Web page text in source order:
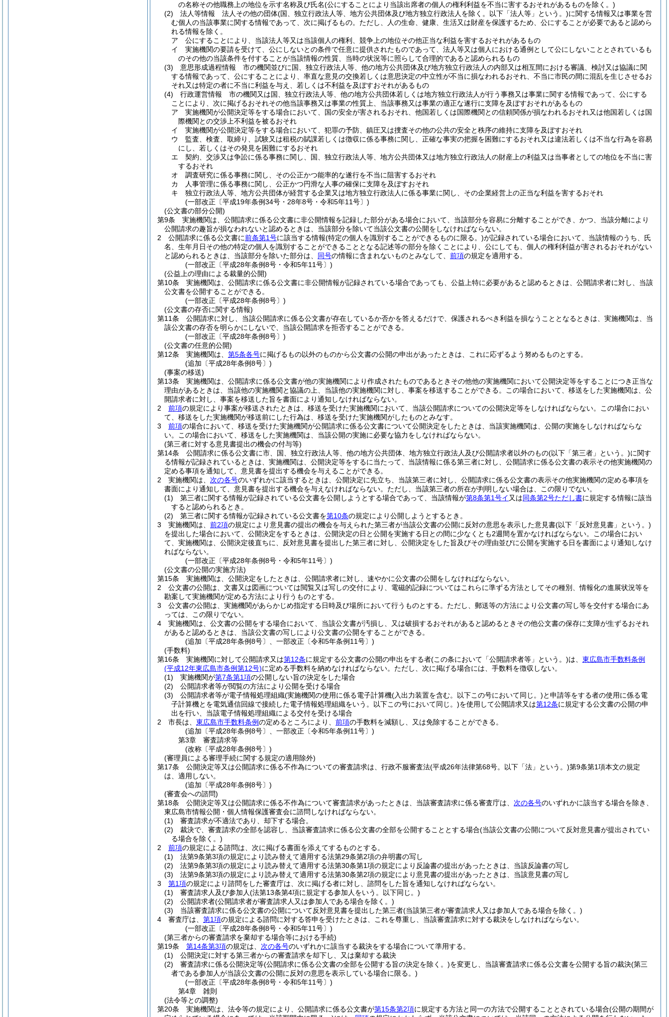
の名称その他職務上の地位を示す名称及び氏名(公にすることにより当該出席者の個人の権利利益を不当に害するおそれがあるものを除く。)
(2)
法人等情報 法人その他の団体(国、独立行政法人等、地方公共団体及び地方独立行政法人を除く。以下「法人等」という。)に関する情報又は事業を営
む個人の当該事業に関する情報であって、次に掲げるもの。 ただし、人の生命、健康、生活又は財産を保護するため、公にすることが必要であると認めら
れる情報を除く。
ア
公にすることにより、当該法人等又は当該個人の権利、競争上の地位その他正当な利益を害するおそれがあるもの
イ
実施機関の要請を受けて、公にしないとの条件で任意に提供されたものであって、法人等又は個人における通例として公にしないこととされているも
のその他の当該条件を付することが当該情報の性質、当時の状況等に照らして合理的であると認められるもの
(3)
意思形成過程情報 市の機関並びに国、独立行政法人等、他の地方公共団体及び地方独立行政法人の内部又は相互間における審議、検討又は協議に関
する情報であって、公にすることにより、率直な意見の交換若しくは意思決定の中立性が不当に損なわれるおそれ、不当に市民の間に混乱を生じさせるお
それ又は特定の者に不当に利益を与え、若しくは不利益を及ぼすおそれがあるもの
(4)
行政運営情報 市の機関又は国、独立行政法人等、他の地方公共団体若しくは地方独立行政法人が行う事務又は事業に関する情報であって、公にする
ことにより、次に掲げるおそれその他当該事務又は事業の性質上、当該事務又は事業の適正な遂行に支障を及ぼすおそれがあるもの
ア
実施機関が公開決定等をする場合において、国の安全が害されるおそれ、他国若しくは国際機関との信頼関係が損なわれるおそれ又は他国若しくは国
際機関との交渉上不利益を被るおそれ
イ
実施機関が公開決定等をする場合において、犯罪の予防、鎮圧又は捜査その他の公共の安全と秩序の維持に支障を及ぼすおそれ
ウ
監査、検査、取締り、試験又は租税の賦課若しくは徴収に係る事務に関し、正確な事実の把握を困難にするおそれ又は違法若しくは不当な行為を容易
にし、若しくはその発見を困難にするおそれ
エ
契約、交渉又は争訟に係る事務に関し、国、独立行政法人等、地方公共団体又は地方独立行政法人の財産上の利益又は当事者としての地位を不当に害
するおそれ
オ
調査研究に係る事務に関し、その公正かつ能率的な遂行を不当に阻害するおそれ
カ
人事管理に係る事務に関し、公正かつ円滑な人事の確保に支障を及ぼすおそれ
キ
独立行政法人等、地方公共団体が経営する企業又は地方独立行政法人に係る事業に関し、その企業経営上の正当な利益を害するおそれ
(一部改正〔平成19年条例34号・28年8号・令和5年11号〕)
(公文書の部分公開)
第9条
実施機関は、公開請求に係る公文書に非公開情報を記録した部分がある場合において、当該部分を容易に分離することができ、かつ、当該分離により
公開請求の趣旨が損なわれないと認めるときは、当該部分を除いて当該公文書の公開をしなければならない。
2
公開請求に係る公文書に前条第1号に該当する情報(特定の個人を識別することができるものに限る。)が記録されている場合において、当該情報のうち、氏
名、生年月日その他の特定の個人を識別することができることとなる記述等の部分を除くことにより、公にしても、個人の権利利益が害されるおそれがない
と認められるときは、当該部分を除いた部分は、 同号の情報に含まれないものとみなして、 前項の規定を適用する。
(一部改正〔平成28年条例8号・令和5年11号〕)
(公益上の理由による裁量的公開)
第10条
実施機関は、公開請求に係る公文書に非公開情報が記録されている場合であっても、公益上特に必要があると認めるときは、公開請求者に対し、当該
公文書を公開することができる。
(一部改正〔平成28年条例8号〕)
(公文書の存否に関する情報)
第11条
公開請求に対し、当該公開請求に係る公文書が存在しているか否かを答えるだけで、保護されるべき利益を損なうこととなるときは、実施機関は、当
該公文書の存否を明らかにしないで、当該公開請求を拒否することができる。
(一部改正〔平成28年条例8号〕)
(公文書の任意的公開)
第12条
実施機関は、 第5条各号に掲げるもの以外のものから公文書の公開の申出があったときは、これに応ずるよう努めるものとする。
(追加〔平成28年条例8号〕)
(事案の移送)
第13条
実施機関は、公開請求に係る公文書が他の実施機関により作成されたものであるときその他他の実施機関において公開決定等をすることにつき正当な
理由があるときは、当該他の実施機関と協議の上、当該他の実施機関に対し、事案を移送することができる。
この場合において、移送をした実施機関は、公
開請求者に対し、事案を移送した旨を書面により通知しなければならない。
2
前項の規定により事案が移送されたときは、移送を受けた実施機関において、当該公開請求についての公開決定等をしなければならない。
この場合におい
て、移送をした実施機関が移送前にした行為は、移送を受けた実施機関がしたものとみなす。
3
前項の場合において、移送を受けた実施機関が公開請求に係る公文書について公開決定をしたときは、当該実施機関は、公開の実施をしなければならな
い。
この場合において、移送をした実施機関は、当該公開の実施に必要な協力をしなければならない。
(第三者に対する意見書提出の機会の付与等)
第14条
公開請求に係る公文書に市、国、独立行政法人等、他の地方公共団体、地方独立行政法人及び公開請求者以外のもの(以下「第三者」という。)に関す
る情報が記録されているときは、実施機関は、公開決定等をするに当たって、当該情報に係る第三者に対し、公開請求に係る公文書の表示その他実施機関の
定める事項を通知して、意見書を提出する機会を与えることができる。
2
実施機関は、 次の各号のいずれかに該当するときは、公開決定に先立ち、当該第三者に対し、公開請求に係る公文書の表示その他実施機関の定める事項を
書面により通知して、意見書を提出する機会を与えなければならない。 ただし、当該第三者の所在が判明しない場合は、この限りでない。
(1)
第三者に関する情報が記録されている公文書を公開しようとする場合であって、当該情報が第8条第1号イ 又は同条第2号ただし書に規定する情報に該当
すると認められるとき。
(2)
第三者に関する情報が記録されている公文書を第10条の規定により公開しようとするとき。
3
実施機関は、 前2項の規定により意見書の提出の機会を与えられた第三者が当該公文書の公開に反対の意思を表示した意見書(以下「反対意見書」という。)
を提出した場合において、公開決定をするときは、公開決定の日と公開を実施する日との間に少なくとも2週間を置かなければならない。
この場合におい
て、実施機関は、公開決定後直ちに、反対意見書を提出した第三者に対し、公開決定をした旨及びその理由並びに公開を実施する日を書面により通知しなけ
ればならない。
(一部改正〔平成28年条例8号・令和5年11号〕)
(公文書の公開の実施方法)
第15条
実施機関は、公開決定をしたときは、公開請求者に対し、速やかに公文書の公開をしなければならない。
2
公文書の公開は、文書又は図画については閲覧又は写しの交付により、電磁的記録についてはこれらに準ずる方法としてその種別、情報化の進展状況等を
勘案して実施機関が定める方法により行うものとする。
3
公文書の公開は、実施機関があらかじめ指定する日時及び場所において行うものとする。 ただし、郵送等の方法により公文書の写し等を交付する場合にあ
っては、この限りでない。
4
実施機関は、公文書の公開をする場合において、当該公文書が汚損し、又は破損するおそれがあると認めるときその他公文書の保存に支障が生ずるおそれ
があると認めるときは、当該公文書の写しにより公文書の公開をすることができる。
(追加〔平成28年条例8号〕、一部改正〔令和5年条例11号〕)
(手数料)
第16条
実施機関に対して公開請求又は第12条に規定する公文書の公開の申出をする者(この条において「公開請求者等」という。)は、 東広島市手数料条例
(平成12年東広島市条例第12号)に定める手数料を納めなければならない。 ただし、次に掲げる場合には、手数料を徴収しない。
(1)
実施機関が第7条第1項の公開しない旨の決定をした場合
(2)
公開請求者等が閲覧の方法により公開を受ける場合
(3)
公開請求者等が電子情報処理組織(実施機関の使用に係る電子計算機(入出力装置を含む。以下この号において同じ。)と申請等をする者の使用に係る電
子計算機とを電気通信回線で接続した電子情報処理組織をいう。以下この号において同じ。)を使用して公開請求又は第12条に規定する公文書の公開の申
出を行い、当該電子情報処理組織による交付を受ける場合
2
市長は、 東広島市手数料条例の定めるところにより、 前項の手数料を減額し、又は免除することができる。
(追加〔平成28年条例8号〕、一部改正〔令和5年条例11号〕)
第3章
審査請求等
(改称〔平成28年条例8号〕)
(審理員による審理手続に関する規定の適用除外)
第17条
公開決定等又は公開請求に係る不作為についての審査請求は、行政不服審査法(平成26年法律第68号。以下「法」という。)第9条第1項本文の規定
は、適用しない。
(追加〔平成28年条例8号〕)
(審査会への諮問)
第18条
公開決定等又は公開請求に係る不作為について審査請求があったときは、当該審査請求に係る審査庁は、 次の各号のいずれかに該当する場合を除き、
東広島市情報公開・個人情報保護審査会に諮問しなければならない。
(1)
審査請求が不適法であり、却下する場合。
(2)
裁決で、審査請求の全部を認容し、当該審査請求に係る公文書の全部を公開することとする場合(当該公文書の公開について反対意見書が提出されてい
る場合を除く。)
2
前項の規定による諮問は、次に掲げる書面を添えてするものとする。
(1)
法第9条第3項の規定により読み替えて適用する法第29条第2項の弁明書の写し
(2)
法第9条第3項の規定により読み替えて適用する法第30条第1項の規定により反論書の提出があったときは、当該反論書の写し
(3)
法第9条第3項の規定により読み替えて適用する法第30条第2項の規定により意見書の提出があったときは、当該意見書の写し
3
第1項の規定により諮問をした審査庁は、次に掲げる者に対し、諮問をした旨を通知しなければならない。
(1)
審査請求人及び参加人(法第13条第4項に規定する参加人をいう。以下同じ。)
(2)
公開請求者(公開請求者が審査請求人又は参加人である場合を除く。)
(3)
当該審査請求に係る公文書の公開について反対意見書を提出した第三者(当該第三者が審査請求人又は参加人である場合を除く。)
4
審査庁は、 第1項の規定による諮問に対する答申を受けたときは、これを尊重し、当該審査請求に対する裁決をしなければならない。
(一部改正〔平成28年条例8号・令和5年11号〕)
(第三者からの審査請求を棄却する場合等における手続)
第19条
第14条第3項の規定は、 次の各号のいずれかに該当する裁決をする場合について準用する。
(1)
公開決定に対する第三者からの審査請求を却下し、又は棄却する裁決
(2)
審査請求に係る公開決定等(公開請求に係る公文書の全部を公開する旨の決定を除く。)を変更し、当該審査請求に係る公文書を公開する旨の裁決(第三
者である参加人が当該公文書の公開に反対の意思を表示している場合に限る。)
(一部改正〔平成28年条例8号・令和5年11号〕)
第4章
雑則
(法令等との調整)
第20条
実施機関は、法令等の規定により、公開請求に係る公文書が第15条第2項に規定する方法と同一の方法で公開することとされている場合(公開の期間が